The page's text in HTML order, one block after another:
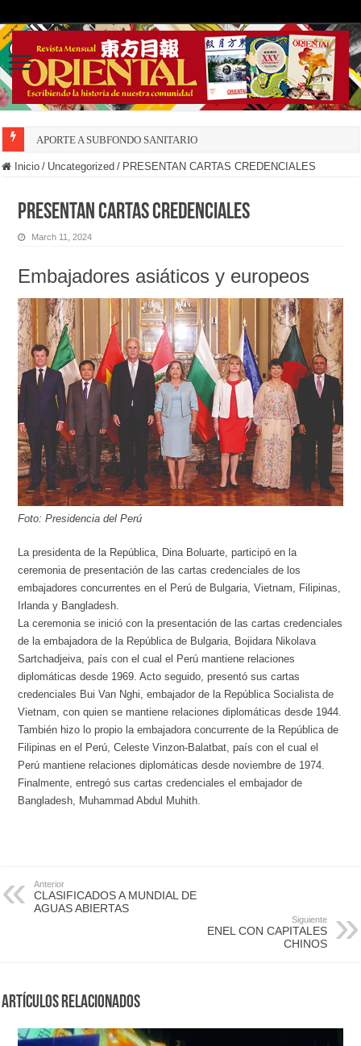
APORTE A SUBFONDO SANITARIO
Inicio / Uncategorized / PRESENTAN CARTAS CREDENCIALES
PRESENTAN CARTAS CREDENCIALES
March 11, 2024
Embajadores asiáticos y europeos
Foto: Presidencia del Perú
La presidenta de la República, Dina Boluarte, participó en la
ceremonia de presentación de las cartas credenciales de los
embajadores concurrentes en el Perú de Bulgaria, Vietnam, Filipinas,
Irlanda y Bangladesh.
La ceremonia se inició con la presentación de las cartas credenciales
de la embajadora de la República de Bulgaria, Bojidara Nikolava
Sartchadjeiva, país con el cual el Perú mantiene relaciones
diplomáticas desde 1969. Acto seguido, presentó sus cartas
credenciales Bui Van Nghi, embajador de la República Socialista de
Vietnam, con quien se mantiene relaciones diplomáticas desde 1944.
También hizo lo propio la embajadora concurrente de la República de
Filipinas en el Perú, Celeste Vinzon-Balatbat, país con el cual el
Perú mantiene relaciones diplomáticas desde noviembre de 1974.
Finalmente, entregó sus cartas credenciales el embajador de
Bangladesh, Muhammad Abdul Muhith.
Anterior
CLASIFICADOS A MUNDIAL DE
AGUAS ABIERTAS
Siguiente
ENEL CON CAPITALES
CHINOS
Artículos Relacionados